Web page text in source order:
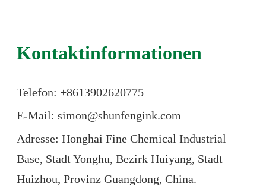
Kontaktinformationen
Telefon: +8613902620775
E-Mail: simon@shunfengink.com
Adresse: Honghai Fine Chemical Industrial
Base, Stadt Yonghu, Bezirk Huiyang, Stadt
Huizhou, Provinz Guangdong, China.